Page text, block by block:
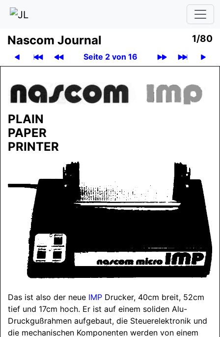
Nascom Journal 1/80
Seite 2 von 16
PLAIN
PAPER
PRINTER
Das ist also der neue IMP Drucker, 40cm breit, 52cm
tief und 17cm hoch. Er ist auf einem soliden Alu-
Druckgußrahmen auf­ge­baut, die Steuerelektronik und
die mechanischen Kom­po­nen­ten werden von einem